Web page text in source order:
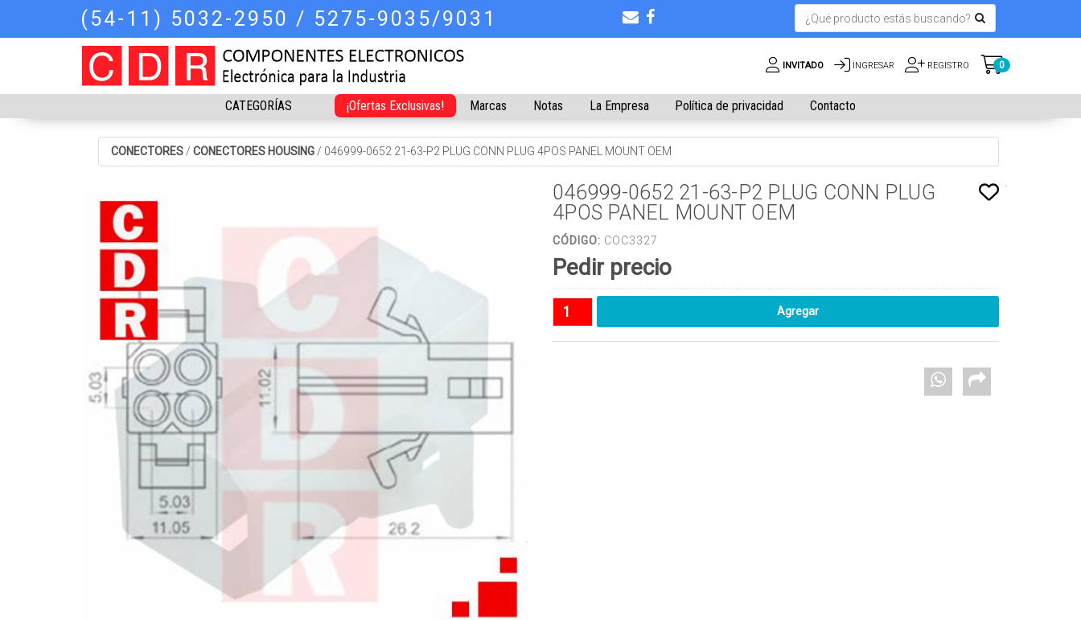
(54-11) 5032-2950 / 5275-9035/9031
INVITADO INGRESAR REGISTRO 0
CATEGORÍAS ¡Ofertas Exclusivas! Marcas Notas La Empresa Política de privacidad Contacto
CONECTORES / CONECTORES HOUSING / 046999-0652 21-63-P2 PLUG CONN PLUG 4POS PANEL MOUNT OEM
046999-0652 21-63-P2 PLUG CONN PLUG
4POS PANEL MOUNT OEM
CÓDIGO: COC3327
Pedir precio